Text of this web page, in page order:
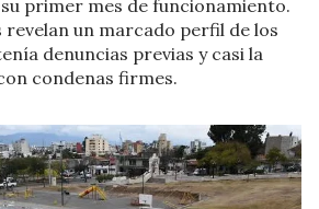
primer mes de funcionamiento.
revelan un marcado perfil de los
denuncias previas y casi la
condenas firmes.